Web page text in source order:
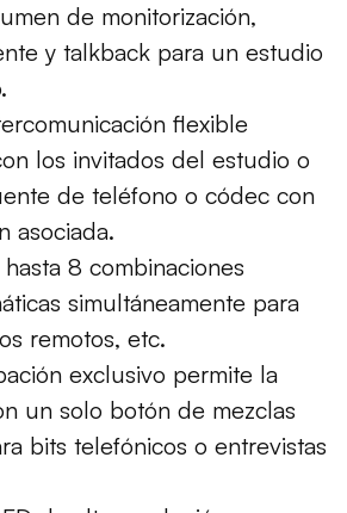
de monitorización,
y talkback para un estudio
flexible
los invitados del estudio o
de teléfono o códec con
asociada.
8 combinaciones
simultáneamente para
remotos, etc.
exclusivo permite la
un solo botón de mezclas
bits telefónicos o entrevistas